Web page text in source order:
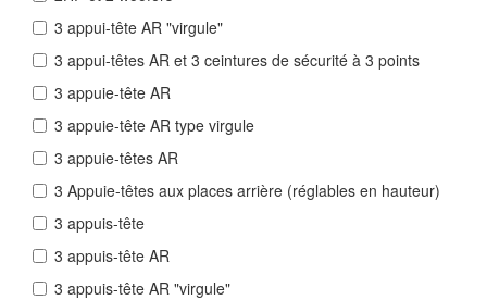
3 appui-tête AR "virgule"
3 appui-têtes AR et 3 ceintures de sécurité à 3 points
3 appuie-tête AR
3 appuie-tête AR type virgule
3 appuie-têtes AR
3 Appuie-têtes aux places arrière (réglables en hauteur)
3 appuis-tête
3 appuis-tête AR
3 appuis-tête AR "virgule"